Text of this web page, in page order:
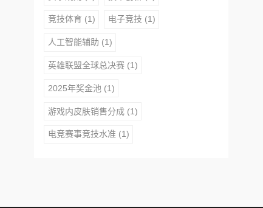
竞技体育 (1) 电子竞技 (1)
人工智能辅助 (1)
英雄联盟全球总决赛(1)
2025年奖金池 (1)
游戏内皮肤销售分成(1)
电竞赛事竞技水准 (1)